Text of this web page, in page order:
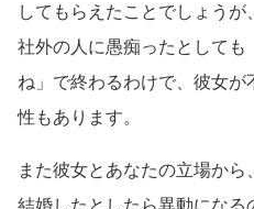
してもらえたことでしょう
社外の人に愚痴ったとして
ね」で終わるわけで、彼女
性もあります。
また彼女とあなたの立場か
結婚したとしたら異動になる